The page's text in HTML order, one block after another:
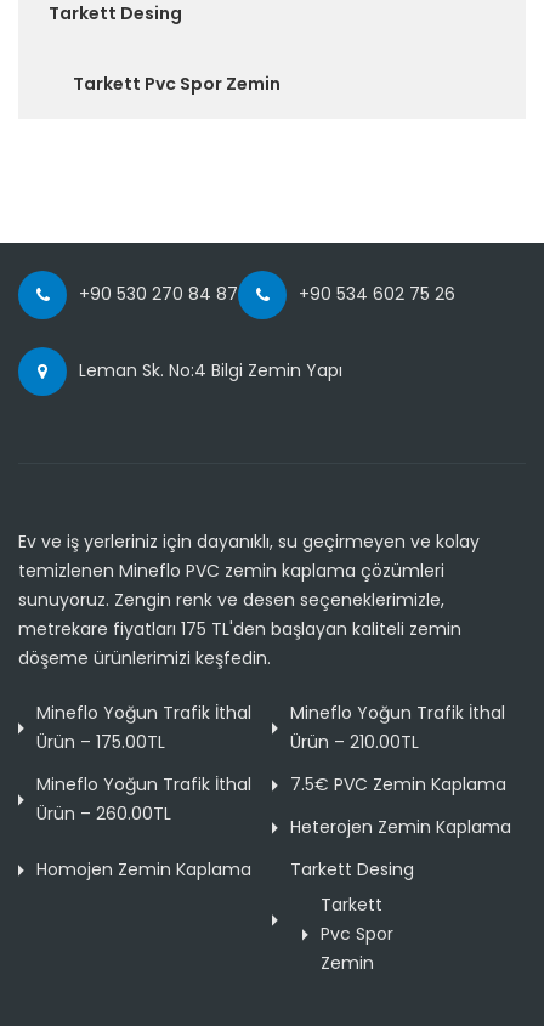
Tarkett Desing
Tarkett Pvc Spor Zemin
+90 530 270 84 87 +90 534 602 75 26
Leman Sk. No:4 Bilgi Zemin Yapı
Ev ve iş yerleriniz için dayanıklı, su geçirmeyen ve kolay
temizlenen Mineflo PVC zemin kaplama çözümleri
sunuyoruz. Zengin renk ve desen seçeneklerimizle,
metrekare fiyatları 175 TL'den başlayan kaliteli zemin
döşeme ürünlerimizi keşfedin.
Mineflo Yoğun Trafik İthal
Ürün – 175.00TL
Mineflo Yoğun Trafik İthal
Ürün – 210.00TL
Mineflo Yoğun Trafik İthal
Ürün – 260.00TL
7.5€ PVC Zemin Kaplama
Heterojen Zemin Kaplama
Homojen Zemin Kaplama
Tarkett Desing
Tarkett
Pvc Spor
Zemin